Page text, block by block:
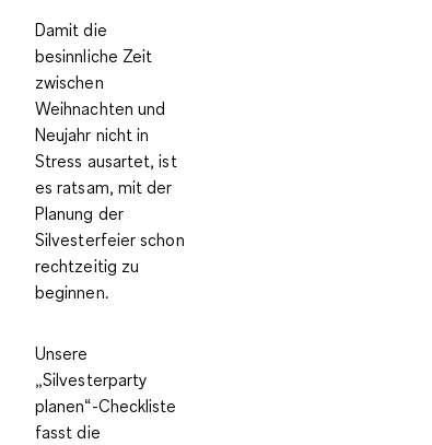
Damit die
besinnliche Zeit
zwischen
Weihnachten und
Neujahr nicht in
Stress ausartet, ist
es ratsam, mit der
Planung der
Silvesterfeier schon
rechtzeitig zu
beginnen.
Unsere
„Silvesterparty
planen“-Checkliste
fasst die